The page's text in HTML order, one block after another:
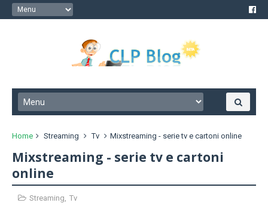
Home Streaming Tv Mixstreaming - serie tv e cartoni online
Mixstreaming - serie tv e cartoni
online
Streaming, Tv